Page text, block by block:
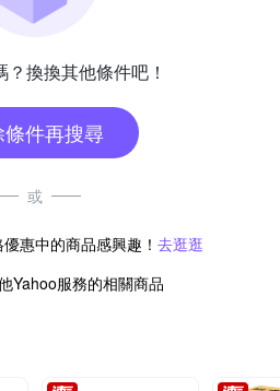
換換其他條件吧！
件再搜尋
或
惠中的商品感興趣！ 去逛逛
Yahoo服務的相關商品